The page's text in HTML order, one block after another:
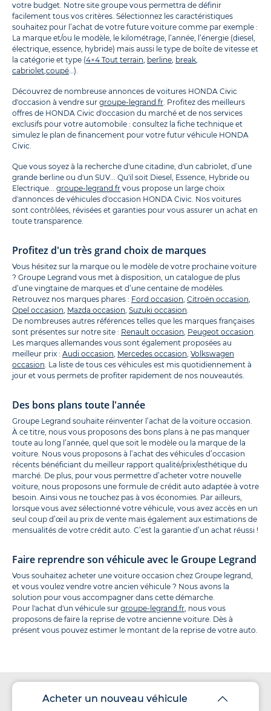
votre budget. Notre site groupe vous permettra de définir
facilement tous vos critères. Sélectionnez les caractéristiques
souhaitez pour l’achat de votre future voiture comme par exemple :
La marque et/ou le modèle, le kilométrage, l’année, l’énergie (diesel,
électrique, essence, hybride) mais aussi le type de boîte de vitesse et
la catégorie et type (4×4 Tout terrain berline break
cabriolet coupé …).
Découvrez de nombreuse annonces de voitures HONDA Civic
d'occasion à vendre sur groupe-legrand.fr . Profitez des meilleurs
offres de HONDA Civic d'occasion du marché et de nos services
exclusifs pour votre automobile : consultez la fiche technique et
simulez le plan de financement pour votre futur véhicule HONDA
Civic.
Que vous soyez à la recherche d'une citadine, d'un cabriolet, d’une
grande berline ou d'un SUV... Qu'il soit Diesel, Essence, Hybride ou
Electrique... groupe-legrand.fr vous propose un large choix
d'annonces de véhicules d'occasion HONDA Civic. Nos voitures
sont contrôlées, révisées et garanties pour vous assurer un achat en
toute transparence.
Profitez d'un très grand choix de marques
Vous hésitez sur la marque ou le modèle de votre prochaine voiture
? Groupe Legrand vous met à disposition, un catalogue de plus
d’une vingtaine de marques et d’une centaine de modèles.
Retrouvez nos marques phares : Ford occasion Citroën occasion
Opel occasion Mazda occasion Suzuki occasion
De nombreuses autres références telles que les marques françaises
sont présentes sur notre site : Renault occasion Peugeot occasion
Les marques allemandes vous sont également proposées au
meilleur prix : Audi occasion Mercedes occasion Volkswagen
occasion . La liste de tous ces véhicules est mis quotidiennement à
jour et vous permets de profiter rapidement de nos nouveautés.
Des bons plans toute l'année
Groupe Legrand souhaite réinventer l’achat de la voiture occasion.
À ce titre, nous vous proposons des bons plans à ne pas manquer
toute au long l’année, quel que soit le modèle ou la marque de la
voiture. Nous vous proposons à l’achat des véhicules d’occasion
récents bénéficiant du meilleur rapport qualité/prix/esthétique du
marché. De plus, pour vous permettre d’acheter votre nouvelle
voiture, nous proposons une formule de crédit auto adaptée à votre
besoin. Ainsi vous ne touchez pas à vos économies. Par ailleurs,
lorsque vous avez sélectionné votre véhicule, vous avez accès en un
seul coup d’œil au prix de vente mais également aux estimations de
mensualités de votre crédit auto. C’est la garantie d’un achat réussi !
Faire reprendre son véhicule avec le Groupe Legrand
Vous souhaitez acheter une voiture occasion chez Groupe legrand,
et vous voulez vendre votre ancien véhicule ? Nous avons la
solution pour vous accompagner dans cette démarche.
Pour l'achat d'un véhicule sur groupe-legrand.fr , nous vous
proposons de faire la reprise de votre ancienne voiture. Dès à
présent vous pouvez estimer le montant de la reprise de votre auto.
Acheter un nouveau véhicule